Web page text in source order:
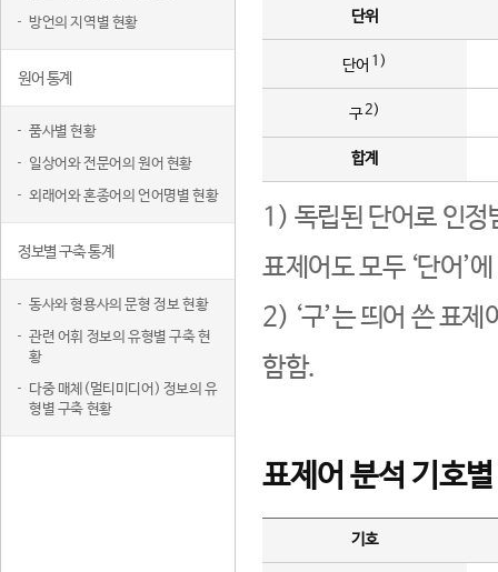
방언의 지역별 현황
원어 통계
품사별 현황
일상어와 전문어의 원어 현황
외래어와 혼종어의 언어명별 현황
정보별 구축 통계
동사와 형용사의 문형 정보 현황
관련 어휘 정보의 유형별 구축 현
황
다중 매체(멀티미디어) 정보의 유
형별 구축 현황
단위
단어 1)
구2)
합계
1) 독립된 단어로 인정
표제어도 모두 ‘단어’
2) ‘구’는 띄어 쓴 표
함함.
표제어 분석 기호
기호